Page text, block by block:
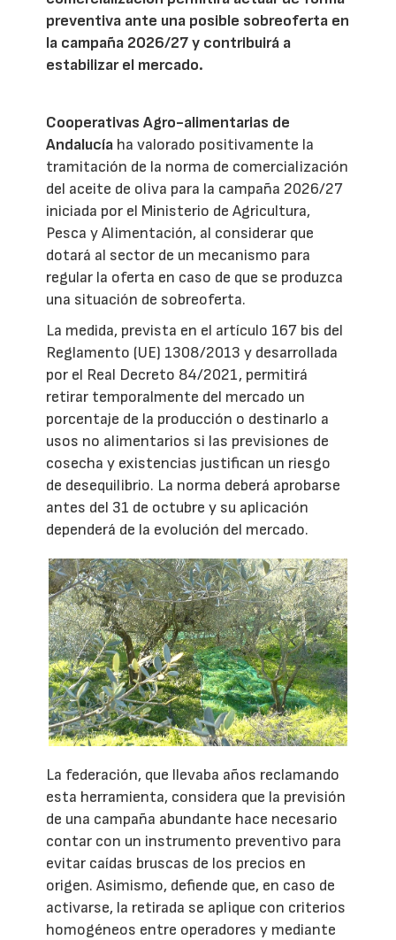
preventiva ante una posible sobreoferta en
la campaña 2026/27 y contribuirá a
estabilizar el mercado.
Cooperativas Agro-alimentarias de
Andalucía ha valorado positivamente la
tramitación de la norma de comercialización
del aceite de oliva para la campaña 2026/27
iniciada por el Ministerio de Agricultura,
Pesca y Alimentación, al considerar que
dotará al sector de un mecanismo para
regular la oferta en caso de que se produzca
una situación de sobreoferta.
La medida, prevista en el artículo 167 bis del
Reglamento (UE) 1308/2013 y desarrollada
por el Real Decreto 84/2021, permitirá
retirar temporalmente del mercado un
porcentaje de la producción o destinarlo a
usos no alimentarios si las previsiones de
cosecha y existencias justifican un riesgo
de desequilibrio. La norma deberá aprobarse
antes del 31 de octubre y su aplicación
dependerá de la evolución del mercado.
La federación, que llevaba años reclamando
esta herramienta, considera que la previsión
de una campaña abundante hace necesario
contar con un instrumento preventivo para
evitar caídas bruscas de los precios en
origen. Asimismo, defiende que, en caso de
activarse, la retirada se aplique con criterios
homogéneos entre operadores y mediante